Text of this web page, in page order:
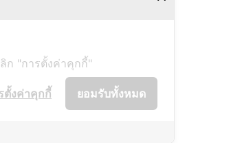
ก "การตั้งค่าคุกกี้"
ยอมรับทั้งหมด
ตั้งค่าคุกกี้